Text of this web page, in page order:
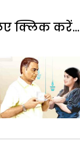
क्लिक करें...